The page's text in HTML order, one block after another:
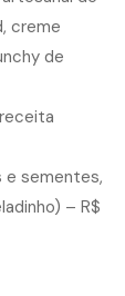
creme
de
e sementes,
– R$